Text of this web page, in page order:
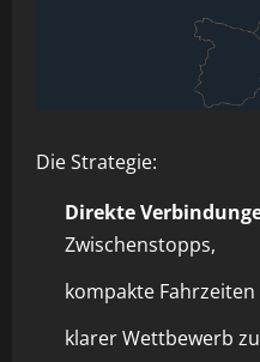
Die Strategie:
Direkte
Zwischenstopps,
kompakte Fahrzeiten
klarer Wettbewerb